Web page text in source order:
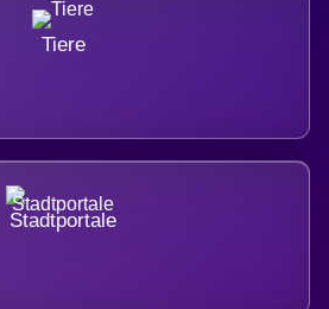
Tiere
Stadtportale